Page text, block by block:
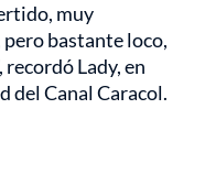
muy
bastante loco,
Lady, en
del Canal Caracol.